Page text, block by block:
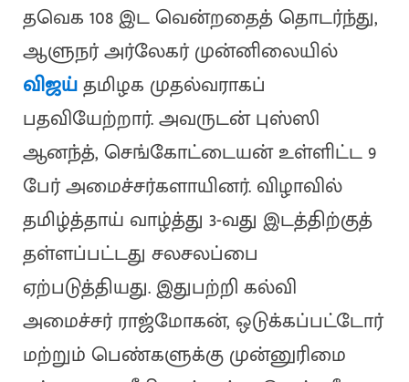
தவெக 108 இட வென்றதைத் தொடர்ந்து,
ஆளுநர் அர்லேகர் முன்னிலையில்
விஜய்தமிழக முதல்வராகப்
பதவியேற்றார். அவருடன் புஸ்ஸி
ஆனந்த், செங்கோட்டையன் உள்ளிட்ட 9
பேர் அமைச்சர்களாயினர். விழாவில்
தமிழ்த்தாய் வாழ்த்து 3-வது இடத்திற்குத்
தள்ளப்பட்டது சலசலப்பை
ஏற்படுத்தியது. இதுபற்றி கல்வி
அமைச்சர் ராஜ்மோகன், ஒடுக்கப்பட்டோர்
மற்றும் பெண்களுக்கு முன்னுரிமை